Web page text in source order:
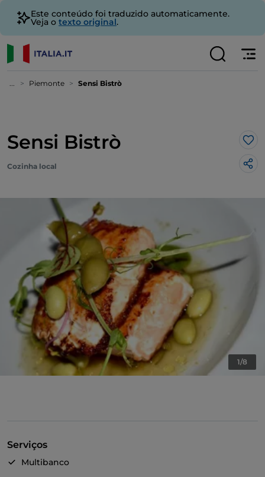
Este conteúdo foi traduzido automaticamente.
Veja o texto original.
... Piemonte Sensi Bistrò
Sensi Bistrò
Cozinha local
1/8
Serviços
Multibanco